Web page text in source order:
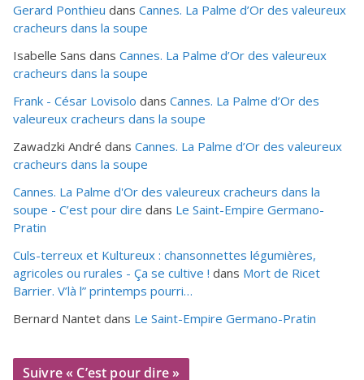
Gerard Ponthieu dans Cannes. La Palme d’Or des valeureux
cracheurs dans la soupe
Isabelle Sans dans Cannes. La Palme d’Or des valeureux
cracheurs dans la soupe
Frank - César Lovisolo dans Cannes. La Palme d’Or des
valeureux cracheurs dans la soupe
Zawadzki André dans Cannes. La Palme d’Or des valeureux
cracheurs dans la soupe
Cannes. La Palme d'Or des valeureux cracheurs dans la
soupe - C’est pour dire dans Le Saint-Empire Germano-
Pratin
Culs-terreux et Kultureux : chansonnettes légumières,
agricoles ou rurales - Ça se cultive ! dans Mort de Ricet
Barrier. V’là l” printemps pourri…
Bernard Nantet dans Le Saint-Empire Germano-Pratin
Suivre « C’est pour dire »